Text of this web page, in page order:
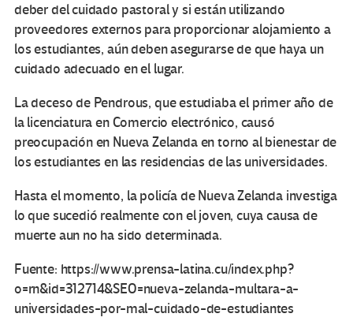
deber del cuidado pastoral y si están utilizando
proveedores externos para proporcionar alojamiento a
los estudiantes, aún deben asegurarse de que haya un
cuidado adecuado en el lugar.
La deceso de Pendrous, que estudiaba el primer año de
la licenciatura en Comercio electrónico, causó
preocupación en Nueva Zelanda en torno al bienestar de
los estudiantes en las residencias de las universidades.
Hasta el momento, la policía de Nueva Zelanda investiga
lo que sucedió realmente con el joven, cuya causa de
muerte aun no ha sido determinada.
Fuente: https://www.prensa-latina.cu/index.php?
o=rn&id=312714&SEO=nueva-zelanda-multara-a-
universidades-por-mal-cuidado-de-estudiantes